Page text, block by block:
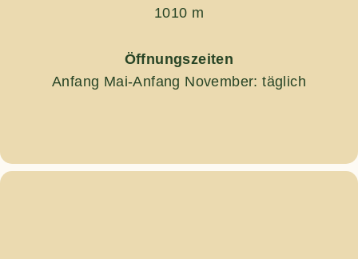
1010 m
Öffnungszeiten
Anfang Mai-Anfang November: täglich